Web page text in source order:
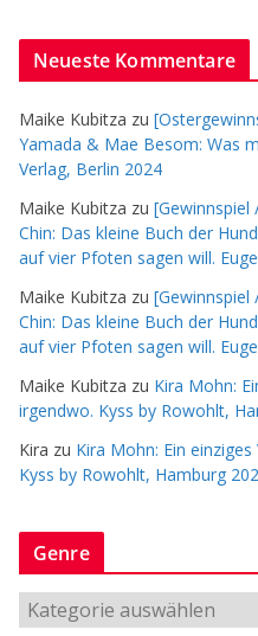
Neueste Kommentare
Maike Kubitza zu
Yamada & Mae Besom: Was
Verlag, Berlin 2024
Maike Kubitza zu [Gewinnspiel
Chin: Das kleine Buch der
auf vier Pfoten sagen will.
Maike Kubitza zu [Gewinnspiel
Chin: Das kleine Buch der
auf vier Pfoten sagen will.
Maike Kubitza zu Kira Mohn:
irgendwo. Kyss by Rowohlt,
Kira zu Kira Mohn: Ein
Kyss by Rowohlt, Hamburg
Genre
G